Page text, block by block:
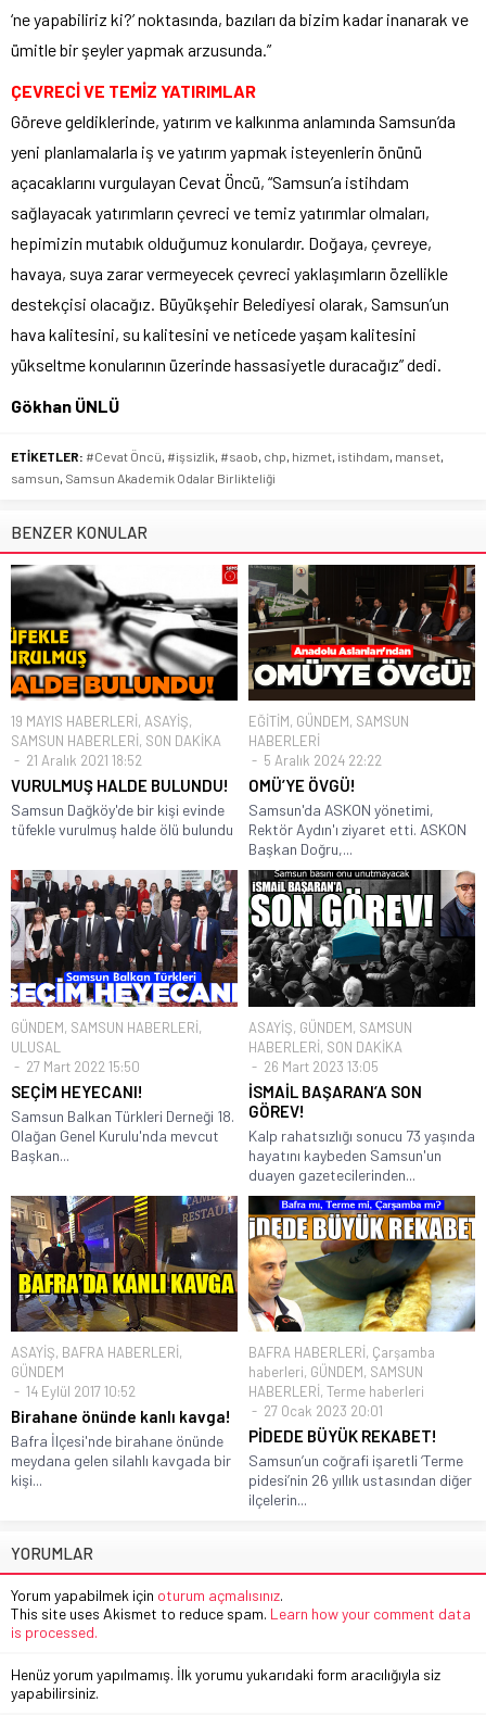
‘ne yapabiliriz ki?’ noktasında, bazıları da bizim kadar inanarak ve
ümitle bir şeyler yapmak arzusunda.”
ÇEVRECİ VE TEMİZ YATIRIMLAR
Göreve geldiklerinde, yatırım ve kalkınma anlamında Samsun’da
yeni planlamalarla iş ve yatırım yapmak isteyenlerin önünü
açacaklarını vurgulayan Cevat Öncü, “Samsun’a istihdam
sağlayacak yatırımların çevreci ve temiz yatırımlar olmaları,
hepimizin mutabık olduğumuz konulardır. Doğaya, çevreye,
havaya, suya zarar vermeyecek çevreci yaklaşımların özellikle
destekçisi olacağız. Büyükşehir Belediyesi olarak, Samsun’un
hava kalitesini, su kalitesini ve neticede yaşam kalitesini
yükseltme konularının üzerinde hassasiyetle duracağız” dedi.
Gökhan ÜNLÜ
ETİKETLER: #Cevat Öncü #işsizlik #saob chp hizmet istihdam manset
samsun Samsun Akademik Odalar Birlikteliği
BENZER KONULAR
19 MAYIS HABERLERİ, ASAYİŞ,
SAMSUN HABERLERİ, SON DAKİKA
21 Aralık 2021 18:52
VURULMUŞ HALDE BULUNDU!
Samsun Dağköy'de bir kişi evinde
tüfekle vurulmuş halde ölü bulundu
EĞİTİM, GÜNDEM, SAMSUN
HABERLERİ
5 Aralık 2024 22:22
OMÜ’YE ÖVGÜ!
Samsun'da ASKON yönetimi,
Rektör Aydın'ı ziyaret etti. ASKON
Başkan Doğru,...
GÜNDEM, SAMSUN HABERLERİ,
ULUSAL
27 Mart 2022 15:50
SEÇİM HEYECANI!
Samsun Balkan Türkleri Derneği 18.
Olağan Genel Kurulu'nda mevcut
Başkan...
ASAYİŞ, GÜNDEM, SAMSUN
HABERLERİ, SON DAKİKA
26 Mart 2023 13:05
İSMAİL BAŞARAN’A SON
GÖREV!
Kalp rahatsızlığı sonucu 73 yaşında
hayatını kaybeden Samsun'un
duayen gazetecilerinden...
ASAYİŞ, BAFRA HABERLERİ,
GÜNDEM
14 Eylül 2017 10:52
Birahane önünde kanlı kavga!
Bafra İlçesi'nde birahane önünde
meydana gelen silahlı kavgada bir
kişi...
BAFRA HABERLERİ, Çarşamba
haberleri, GÜNDEM, SAMSUN
HABERLERİ, Terme haberleri
27 Ocak 2023 20:01
PİDEDE BÜYÜK REKABET!
Samsun’un coğrafi işaretli ‘Terme
pidesi’nin 26 yıllık ustasından diğer
ilçelerin...
YORUMLAR
Yorum yapabilmek için oturum açmalısınız.
This site uses Akismet to reduce spam. Learn how your comment data
is processed.
Henüz yorum yapılmamış. İlk yorumu yukarıdaki form aracılığıyla siz
yapabilirsiniz.